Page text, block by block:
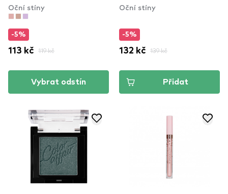
Sparkles Of Pearls
Oční stíny
-5%
113 kč 119 kč
Vybrat odstín
Oční stíny
-5%
132 kč 139 kč
Přidat